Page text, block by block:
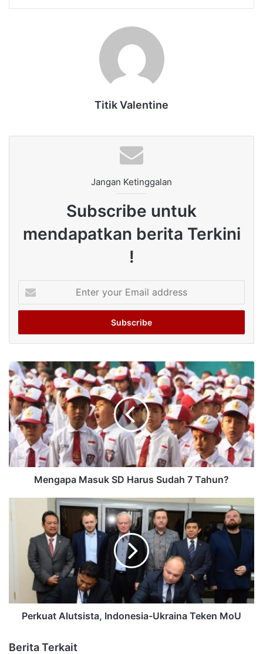
Titik Valentine
Jangan Ketinggalan
Subscribe untuk
mendapatkan berita Terkini
!
your
Email
Mengapa Masuk SD Harus Sudah 7 Tahun?
Perkuat Alutsista, Indonesia-Ukraina Teken MoU
Berita Terkait